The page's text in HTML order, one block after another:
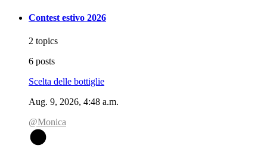
Contest estivo 2026
2 topics
6 posts
Scelta delle bottiglie
Aug. 9, 2026, 4:48 a.m.
@Monica